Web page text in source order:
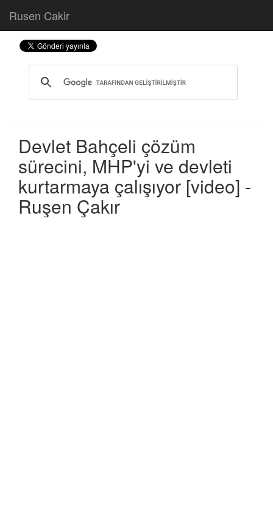
Rusen Cakir
Devlet Bahçeli çözüm
sürecini, MHP'yi ve devleti
kurtarmaya çalışıyor [video] -
Ruşen Çakır